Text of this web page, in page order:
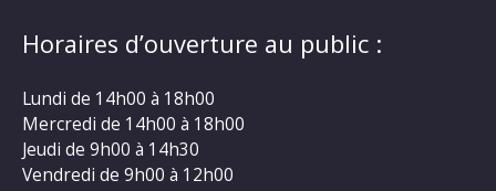
Horaires d’ouverture au public :
Lundi de 14h00 à 18h00
Mercredi de 14h00 à 18h00
Jeudi de 9h00 à 14h30
Vendredi de 9h00 à 12h00